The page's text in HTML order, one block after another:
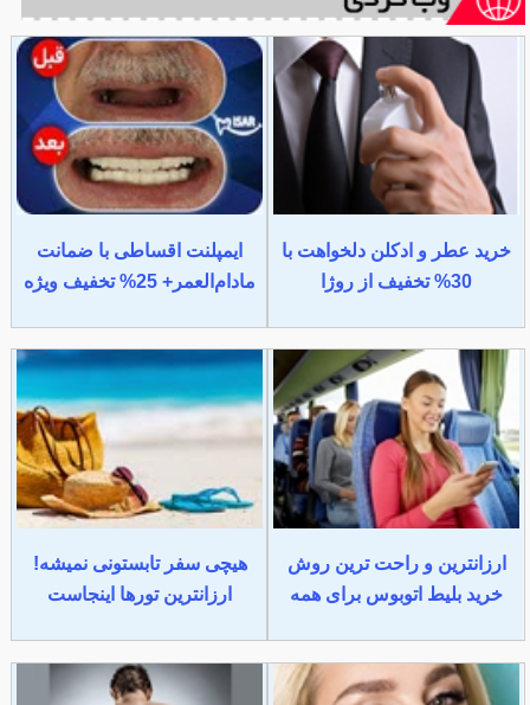
خرید عطر و ادکلن دلخواهت با
30% تخفیف از روژا
ایمپلنت اقساطی با ضمانت
مادام‌العمر+ 25% تخفیف ویژه
ارزانترین و راحت ترین روش
خرید بلیط اتوبوس برای همه
هیچی سفر تابستونی نمیشه!
ارزانترین تورها اینجاست